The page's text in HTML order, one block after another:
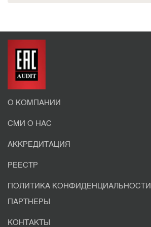
О КОМПАНИИ
СМИ О НАС
АККРЕДИТАЦИЯ
РЕЕСТР
ПОЛИТИКА КОНФИДЕНЦИАЛЬНОСТИ
ПАРТНЕРЫ
КОНТАКТЫ